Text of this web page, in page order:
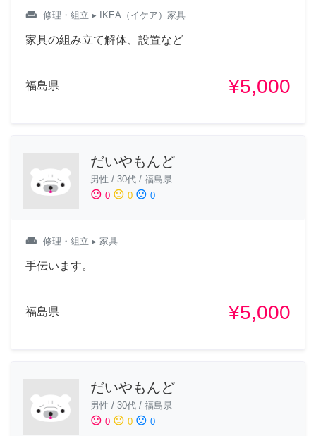
weekend 修理・組立 ▸ IKEA（イケア）家具
家具の組み立て解体、設置など
福島県 ¥5,000
だいやもんど
男性 / 30代 / 福島県
sentiment_satisfied 0 sentiment_neutral 0 sentiment_dissatisfied 0
weekend 修理・組立 ▸ 家具
手伝います。
福島県 ¥5,000
だいやもんど
男性 / 30代 / 福島県
sentiment_satisfied 0 sentiment_neutral 0 sentiment_dissatisfied 0